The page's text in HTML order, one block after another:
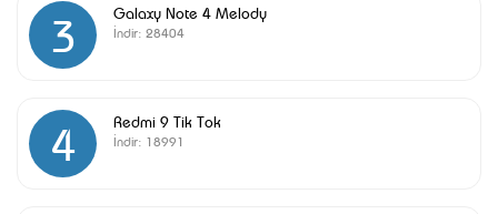
3 Galaxy Note 4 Melody
İndir: 28404
4 Redmi 9 Tik Tok
İndir: 18991